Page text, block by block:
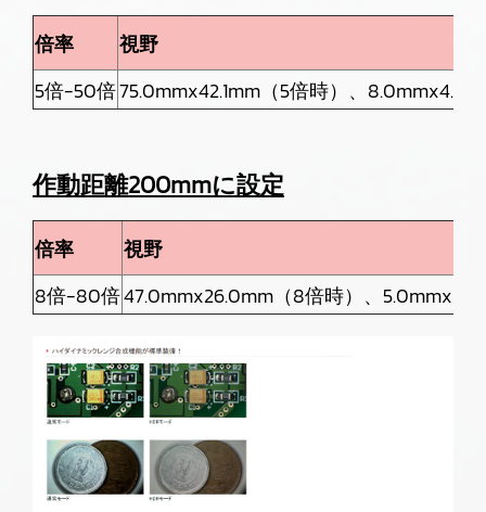
倍率
視野
5倍-50倍75.0mmx42.1mm（5倍時）、
作動距離200mmに設定
倍率
視野
8倍-80倍47.0mmx26.0mm（8倍時）、